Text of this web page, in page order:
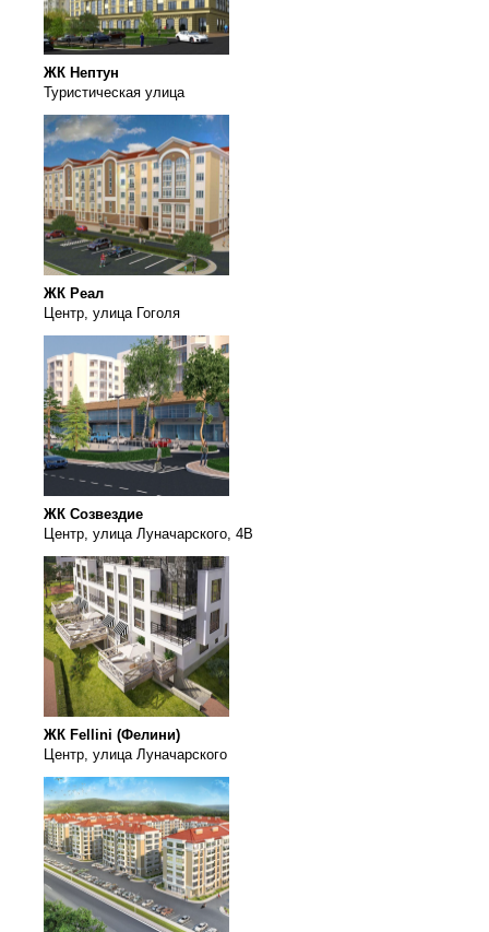
ЖК Нептун
Туристическая улица
ЖК Реал
Центр, улица Гоголя
ЖК Созвездие
Центр, улица Луначарского, 4В
ЖК Fellini (Фелини)
Центр, улица Луначарского